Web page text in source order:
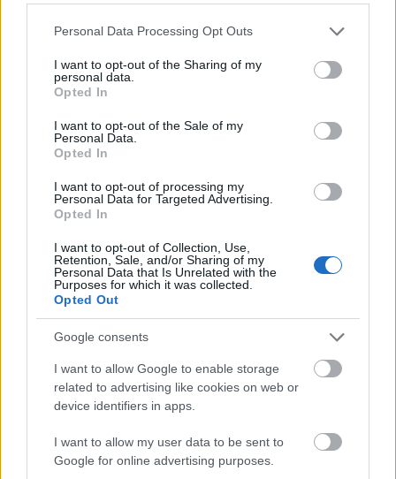
Please note that this website/app uses one or more Google
not limited to your visit or usage behaviour. You may click to
grant or deny consent to Google and its third-party tags to
use your data for below specified purposes in below Google
consent section.
Personal Data Processing Opt Outs
I want to opt-out of the Sharing of my
personal data.
Opted In
I want to opt-out of the Sale of my
Personal Data.
Opted In
I want to opt-out of processing my
Personal Data for Targeted Advertising.
Opted In
I want to opt-out of Collection, Use,
Retention, Sale, and/or Sharing of my
Personal Data that Is Unrelated with the
Purposes for which it was collected.
Opted Out
Google consents
I want to allow Google to enable storage
related to advertising like cookies on web or
device identifiers in apps.
I want to allow my user data to be sent to
Google for online advertising purposes.
önsúlya legyen a BMW-nek, mégha elnéztem volna a
súlyadatokat, akkor sem.
Aztán ha véletlenül ennek a bömbinek a
padlólemezét merő véletlenségből gyorsbetonnal
önsúly, akkor sem tudom elképzelni, hogy a vonófej
egy sima személyautón 1,7 tonnára van hitelesítve...
Esküszöm, én szeretném a legjobban, ha ez mind
csak az én téveszmém lenne, és minden fenn említett
a szabályok káráláson van a hangsúly, hanem azon,
hogy eszméletlenül veszélyes üzem az utánfutózás,
nem gyerekjáték.
No, ennyit a hülyeségeimről. Drukkolok, hogy gond
nélkül hazaérjenek.
@biker_kolee : Szólni kéne Karsznak, hogy van
azon a hajón egy tutira lógó csapszeg... :)